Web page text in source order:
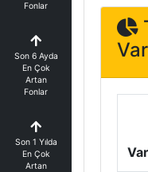
Fonlar
Son 6 Ayda
En Çok
Artan
Fonlar
Son 1 Yılda
En Çok
Artan